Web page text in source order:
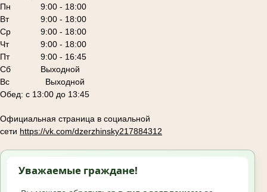
Пн
9:00 - 18:00
Вт
9:00 - 18:00
Ср
9:00 - 18:00
Чт
9:00 - 18:00
Пт
9:00 - 16:45
Сб
Выходной
Вс Выходной
Обед: с 13:00 до 13:45
Официальная страница в социальной
сети https://vk.com/dzerzhinsky217884312
Уважаемые граждане!